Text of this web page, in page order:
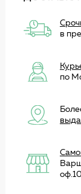
в
по